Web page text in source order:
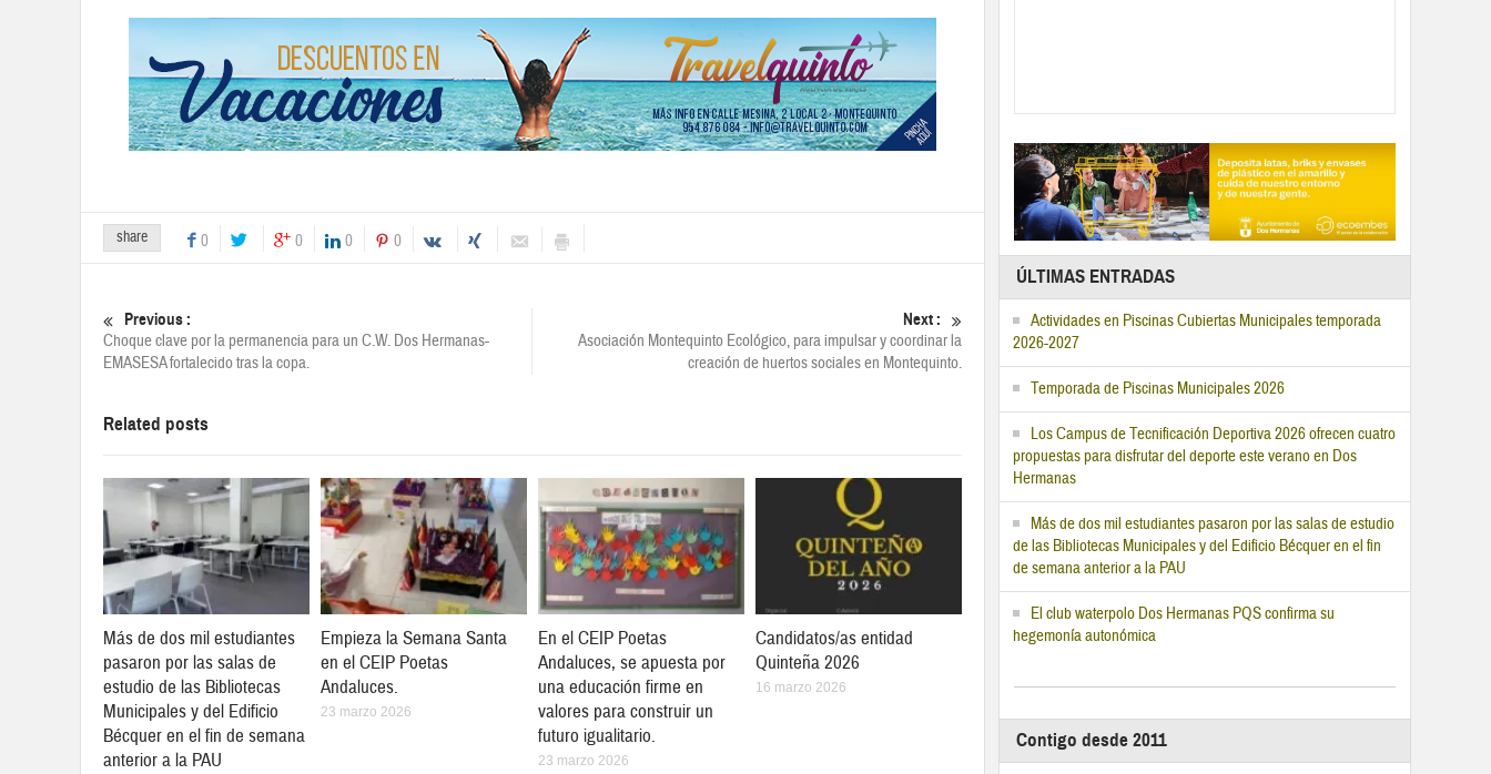
share 0 0 0 0
Previous :
Choque clave por la permanencia para un C.W. Dos Hermanas-
EMASESA fortalecido tras la copa.
Next :
Asociación Montequinto Ecológico, para impulsar y coordinar la
creación de huertos sociales en Montequinto.
Related posts
Más de dos mil estudiantes
pasaron por las salas de
estudio de las Bibliotecas
Municipales y del Edificio
Bécquer en el fin de semana
anterior a la PAU
Empieza la Semana Santa
en el CEIP Poetas
Andaluces.
23 marzo 2026
En el CEIP Poetas
Andaluces, se apuesta por
una educación firme en
valores para construir un
futuro igualitario.
23 marzo 2026
Candidatos/as entidad
Quinteña 2026
16 marzo 2026
ÚLTIMAS ENTRADAS
Actividades en Piscinas Cubiertas Municipales temporada
2026-2027
Temporada de Piscinas Municipales 2026
Los Campus de Tecnificación Deportiva 2026 ofrecen cuatro
propuestas para disfrutar del deporte este verano en Dos
Hermanas
Más de dos mil estudiantes pasaron por las salas de estudio
de las Bibliotecas Municipales y del Edificio Bécquer en el fin
de semana anterior a la PAU
El club waterpolo Dos Hermanas PQS confirma su
hegemonía autonómica
Contigo desde 2011